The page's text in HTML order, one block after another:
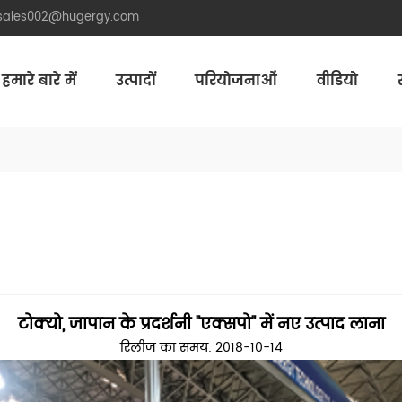
हमारे बारे में उत्पादों परियोजनाओं वीडियो
टोक्यो, जापान के प्रदर्शनी "एक्सपो" में नए उत्पाद लाना
रिलीज का समय: 2018-10-14